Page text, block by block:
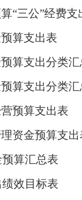
“三公”经费支
算支出表
算支出分类汇
算支出分类汇
预算支出表
资金预算支出
算汇总表
效目标表